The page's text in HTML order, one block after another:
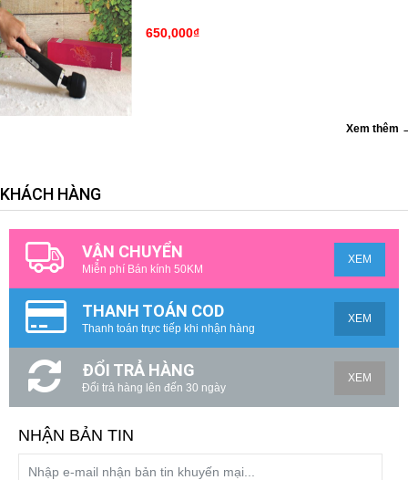
650,000₫
Xem thêm
KHÁCH HÀNG
VẬN CHUYỂN
Miễn phí Bán kính 50KM
XEM
THANH TOÁN COD
Thanh toán trực tiếp khi nhận hàng
XEM
ĐỔI TRẢ HÀNG
Đổi trả hàng lên đến 30 ngày
XEM
NHẬN BẢN TIN